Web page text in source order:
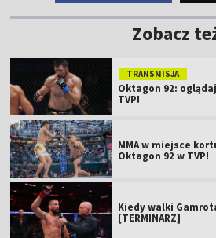
Zobacz
TRANSMISJA
Oktagon 92:
TVP!
MMA w miejsce
Oktagon 92 w TVP!
Kiedy walki
[TERMINARZ]